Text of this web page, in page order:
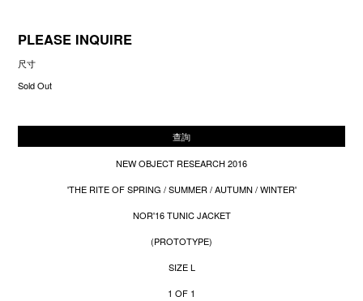
PLEASE INQUIRE
尺寸
Sold Out
查詢
NEW OBJECT RESEARCH 2016
'THE RITE OF SPRING / SUMMER / AUTUMN / WINTER'
NOR'16 TUNIC JACKET
(PROTOTYPE)
SIZE L
1 OF 1